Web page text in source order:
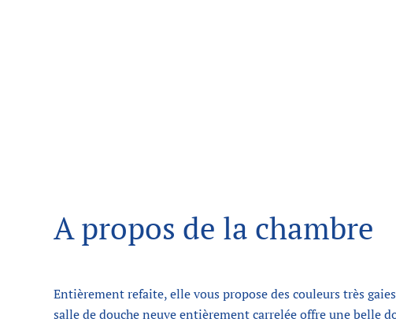
A propos de la chambre
Entièrement refaite, elle vous propose des couleurs très
salle de douche neuve entièrement carrelée offre une belle